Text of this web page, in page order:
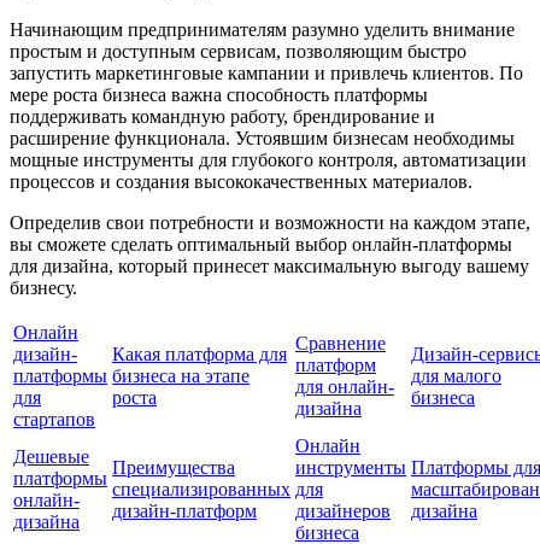
Начинающим предпринимателям разумно уделить внимание
простым и доступным сервисам, позволяющим быстро
запустить маркетинговые кампании и привлечь клиентов. По
мере роста бизнеса важна способность платформы
поддерживать командную работу, брендирование и
расширение функционала. Устоявшим бизнесам необходимы
мощные инструменты для глубокого контроля, автоматизации
процессов и создания высококачественных материалов.
Определив свои потребности и возможности на каждом этапе,
вы сможете сделать оптимальный выбор онлайн-платформы
для дизайна, который принесет максимальную выгоду вашему
бизнесу.
Онлайн
дизайн-
платформы
для
стартапов
Какая платформа для
бизнеса на этапе
роста
Сравнение
платформ
для онлайн-
дизайна
Дизайн-
для малого
бизнеса
Дешевые
платформы
онлайн-
дизайна
Преимущества
специализированных
дизайн-платформ
Онлайн
инструменты
для
дизайнеров
бизнеса
Платформы для
дизайна